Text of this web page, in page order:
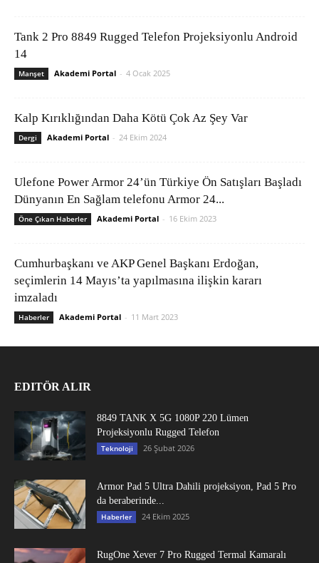
Tank 2 Pro 8849 Rugged Telefon Projeksiyonlu Android
14
Manşet Akademi Portal - 4 Ocak 2025
Kalp Kırıklığından Daha Kötü Çok Az Şey Var
Dergi Akademi Portal - 24 Ekim 2024
Ulefone Power Armor 24’ün Türkiye Ön Satışları Başladı
Dünyanın En Sağlam telefonu Armor 24...
Öne Çıkan Haberler Akademi Portal - 16 Ekim 2023
Cumhurbaşkanı ve AKP Genel Başkanı Erdoğan,
seçimlerin 14 Mayıs’ta yapılmasına ilişkin kararı
imzaladı
Haberler Akademi Portal - 11 Mart 2023
EDITÖR ALIR
8849 TANK X 5G 1080P 220 Lümen
Projeksiyonlu Rugged Telefon
Teknoloji 26 Şubat 2026
Armor Pad 5 Ultra Dahili projeksiyon, Pad 5 Pro
da beraberinde...
Haberler 24 Ekim 2025
RugOne Xever 7 Pro Rugged Termal Kamaralı